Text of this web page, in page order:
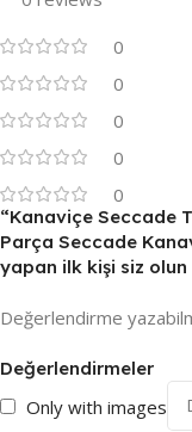
0
0
0
0
0
Değerlendirmeler
Only with images
“Kanaviçe Seccade
Parça Seccade
yapan ilk kişi siz olun
Değerlendirme